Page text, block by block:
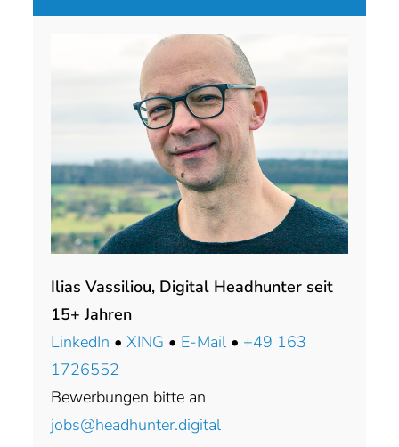
Ilias Vassiliou, Digital Headhunter seit
15+ Jahren
LinkedIn •XING • E-Mail • +49 163
1726552
Bewerbungen bitte an
jobs@headhunter.digital